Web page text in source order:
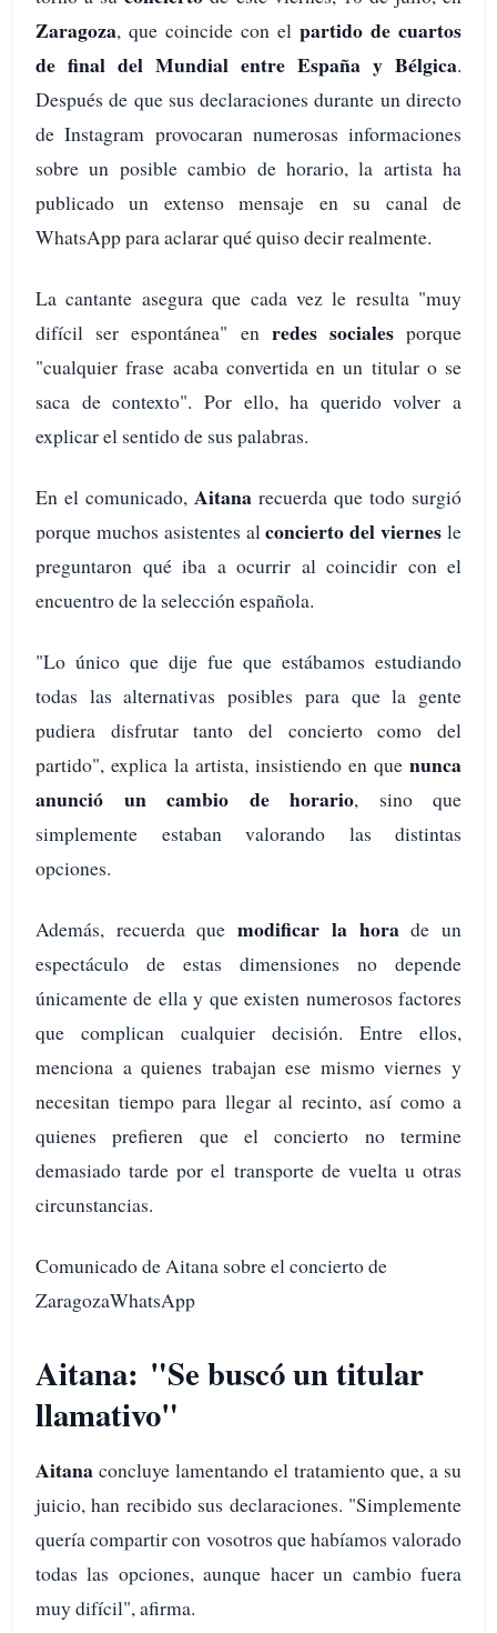
Zaragoza, que coincide con el partido de cuartos
de final del Mundial entre España y Bélgica.
Después de que sus declaraciones durante un directo
de Instagram provocaran numerosas informaciones
sobre un posible cambio de horario, la artista ha
publicado un extenso mensaje en su canal de
WhatsApp para aclarar qué quiso decir realmente.
La cantante asegura que cada vez le resulta "muy
difícil ser espontánea" enredes sociales porque
"cualquier frase acaba convertida en un titular o se
saca de contexto". Por ello, ha querido volver a
explicar el sentido de sus palabras.
En el comunicado, Aitana recuerda que todo surgió
porque muchos asistentes alconcierto del viernes le
preguntaron qué iba a ocurrir al coincidir con el
encuentro de la selección española.
"Lo único que dije fue que estábamos estudiando
todas las alternativas posibles para que la gente
pudiera disfrutar tanto del concierto como del
partido", explica la artista, insistiendo en que nunca
anunció un cambio de horario, sino que
simplemente estaban valorando las distintas
opciones.
Además, recuerda que modificar la horade un
espectáculo de estas dimensiones no depende
únicamente de ella y que existen numerosos factores
que complican cualquier decisión. Entre ellos,
menciona a quienes trabajan ese mismo viernes y
necesitan tiempo para llegar al recinto, así como a
quienes prefieren que el concierto no termine
demasiado tarde por el transporte de vuelta u otras
circunstancias.
Comunicado de Aitana sobre el concierto de
ZaragozaWhatsApp
Aitana: "Se buscó un titular
llamativo"
Aitana concluye lamentando el tratamiento que, a su
juicio, han recibido sus declaraciones. "Simplemente
quería compartir con vosotros que habíamos valorado
todas las opciones, aunque hacer un cambio fuera
muy difícil", afirma.